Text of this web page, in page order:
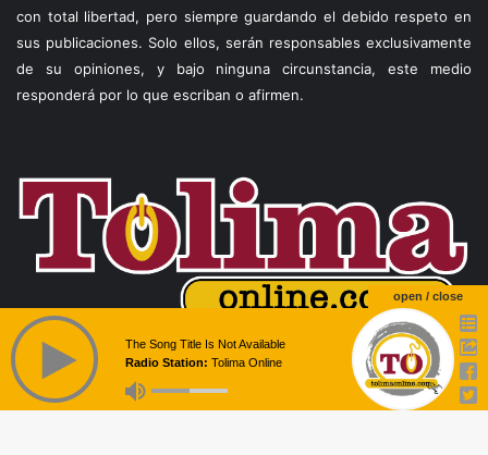
con total libertad, pero siempre guardando el debido respeto en
sus publicaciones. Solo ellos, serán responsables exclusivamente
de su opiniones, y bajo ninguna circunstancia, este medio
responderá por lo que escriban o afirmen.
Facebook X WhatsApp Telegram Viber
open / close
The Song Title Is Not Available
Radio Station: Tolima Online